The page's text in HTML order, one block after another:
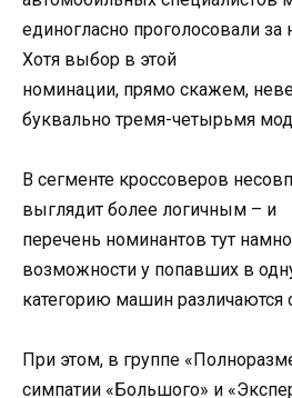
единогласно проголосовали за
Хотя выбор в этой
номинации, прямо скажем,
буквально тремя-четырьмя
В сегменте кроссоверов
выглядит более логичным – и
перечень номинантов тут
возможности у попавших в
категорию машин различаются
При этом, в группе
симпатии «Большого» и